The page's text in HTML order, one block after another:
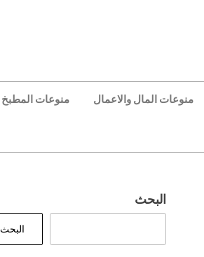
منوعات المال والاعمال منوعات المطبخ
البحث
البحث